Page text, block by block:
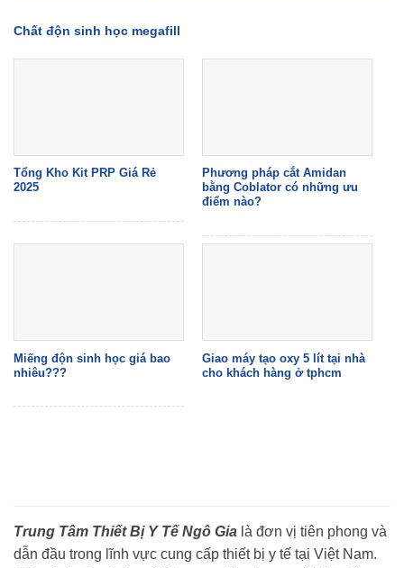
Chất độn sinh học megafill
Tổng Kho Kit PRP Giá Rẻ
2025
Phương pháp cắt Amidan
bằng Coblator có những ưu
điểm nào?
Miếng độn sinh học giá bao
nhiêu???
Giao máy tạo oxy 5 lít tại nhà
cho khách hàng ở tphcm
Trung Tâm Thiết Bị Y Tế Ngô Gia là đơn vị tiên phong và
dẫn đầu trong lĩnh vực cung cấp thiết bị y tế tại Việt Nam.